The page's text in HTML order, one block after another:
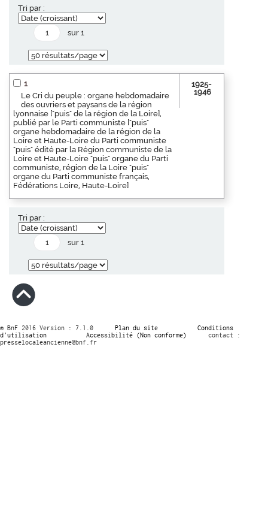
Tri par :
sur 1
1
Le Cri du peuple : organe hebdomadaire
des ouvriers et paysans de la région
lyonnaise ["puis" de la région de la Loire],
publié par le Parti communiste ["puis"
organe hebdomadaire de la région de la
Loire et Haute-Loire du Parti communiste
"puis" édité par la Région communiste de la
Loire et Haute-Loire "puis" organe du Parti
communiste, région de la Loire "puis"
organe du Parti communiste français,
Fédérations Loire, Haute-Loire]
1925-
1946
Tri par :
sur 1
© BnF 2016 Version : 7.1.0 Plan du site
Conditions
d’utilisation
Accessibilité (Non conforme)
contact :
presselocaleancienne@bnf.fr